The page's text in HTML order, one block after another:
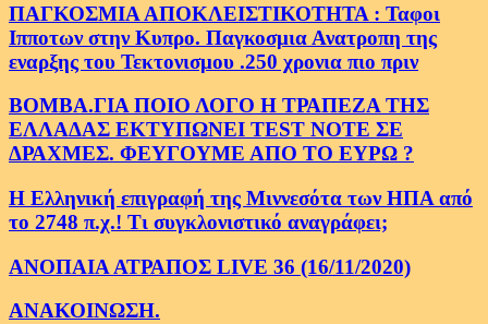
ΠΑΓΚΟΣΜΙΑ ΑΠΟΚΛΕΙΣΤΙΚΟΤΗΤΑ : Ταφοι
Ιπποτων στην Κυπρο. Παγκοσμια Ανατροπη της
εναρξης του Τεκτονισμου .250 χρονια πιο πριν
ΒΟΜΒΑ.ΓΙΑ ΠΟΙΟ ΛΟΓΟ Η ΤΡΑΠΕΖΑ ΤΗΣ
ΕΛΛΑΔΑΣ ΕΚΤΥΠΩΝΕΙ TEST NOTE ΣΕ
ΔΡΑΧΜΕΣ. ΦΕΥΓΟΥΜΕ ΑΠΟ ΤΟ ΕΥΡΩ ?
Η Ελληνική επιγραφή της Μιννεσότα των ΗΠΑ από
το 2748 π.χ.! Τι συγκλονιστικό αναγράφει;
ΑΝΟΠΑΙΑ ΑΤΡΑΠΟΣ LIVE 36 (16/11/2020)
ΑΝΑΚΟΙΝΩΣΗ.